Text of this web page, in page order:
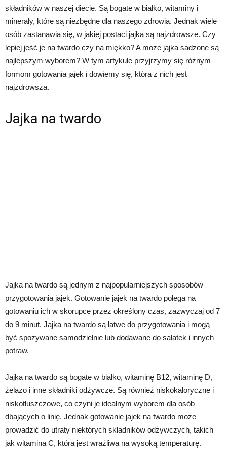
składników w naszej diecie. Są bogate w białko, witaminy i
minerały, które są niezbędne dla naszego zdrowia. Jednak wiele
osób zastanawia się, w jakiej postaci jajka są najzdrowsze. Czy
lepiej jeść je na twardo czy na miękko? A może jajka sadzone są
najlepszym wyborem? W tym artykule przyjrzymy się różnym
formom gotowania jajek i dowiemy się, która z nich jest
najzdrowsza.
Jajka na twardo
Jajka na twardo są jednym z najpopularniejszych sposobów
przygotowania jajek. Gotowanie jajek na twardo polega na
gotowaniu ich w skorupce przez określony czas, zazwyczaj od 7
do 9 minut. Jajka na twardo są łatwe do przygotowania i mogą
być spożywane samodzielnie lub dodawane do sałatek i innych
potraw.
Jajka na twardo są bogate w białko, witaminę B12, witaminę D,
żelazo i inne składniki odżywcze. Są również niskokaloryczne i
niskotłuszczowe, co czyni je idealnym wyborem dla osób
dbających o linię. Jednak gotowanie jajek na twardo może
prowadzić do utraty niektórych składników odżywczych, takich
jak witamina C, która jest wrażliwa na wysoką temperaturę.